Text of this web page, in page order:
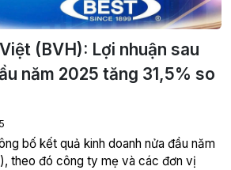
(BVH): Lợi nhuận sau
năm 2025 tăng 31,5% so
bố kết quả kinh doanh nửa đầu năm
theo đó công ty mẹ và các đơn vị